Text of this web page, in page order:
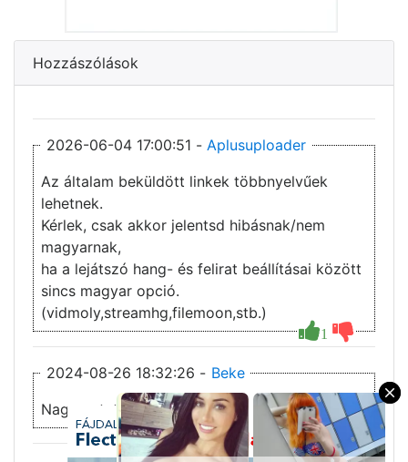
×
Hozzászólások
2026-06-04 17:00:51 - Aplusuploader
1
Az általam beküldött linkek többnyelvűek
lehetnek.
Kérlek, csak akkor jelentsd hibásnak/nem
magyarnak,
ha a lejátszó hang- és felirat beállításai között
sincs magyar opció.
(vidmoly,streamhg,filemoon,stb.)
2024-08-26 18:32:26 - Beke
Nagyon tetszett!!!!!!!!!!!10/8